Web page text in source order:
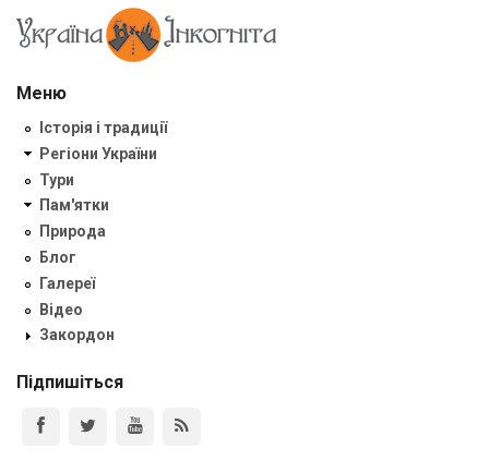
Меню
Історія і традиції
Регіони України
Тури
Пам'ятки
Природа
Блог
Галереї
Відео
Закордон
Підпишіться